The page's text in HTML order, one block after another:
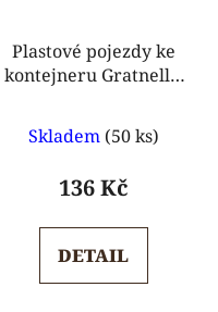
Plastové pojezdy ke
kontejneru Gratnells,
hodnocení
produktu
5,0
z
Skladem (50 ks)
136 Kč
DETAIL